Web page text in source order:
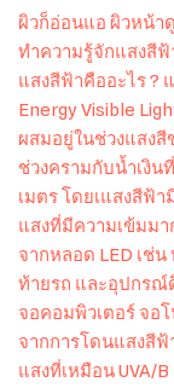
ผิวก็อ่อนแอ ผิวหน้า
ทำความรู้จักแสงสีฟ้
แสงสีฟ้าคืออะไร ?
Energy Visible
ผสมอยู่ในช่วงแสง
ช่วงครามกับน้ำเงิ
เมตร โดยเแสงสีฟ้
แสงที่มีความเข้มมา
จากหลอด LED เช่
ท้ายรถ และอุปกรณ์
จอคอมพิวเตอร์ จอ
จากการโดนแสงสีฟ้
แสงที่เหมือน UVA/